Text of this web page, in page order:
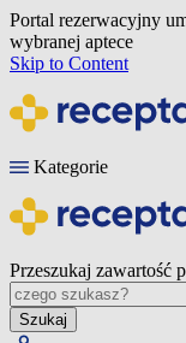
Portal rezerwacyjny
wybranej aptece
Skip to Content
Kategorie
Przeszukaj zawartość
Szukaj